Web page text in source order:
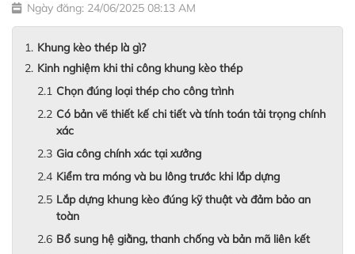
Ngày đăng: 24/06/2025 08:13 AM
Khung kèo thép là gì?
Kinh nghiệm khi thi công khung kèo thép
Chọn đúng loại thép cho công trình
Có bản vẽ thiết kế chi tiết và tính toán tải trọng chính
xác
Gia công chính xác tại xưởng
Kiểm tra móng và bu lông trước khi lắp dựng
Lắp dựng khung kèo đúng kỹ thuật và đảm bảo an
toàn
Bổ sung hệ giằng, thanh chống và bản mã liên kết